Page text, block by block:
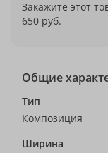
Закажите этот
650 руб.
Общие
Тип
Композиция
Ширина